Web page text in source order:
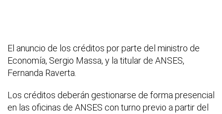
El anuncio de los créditos por parte del ministro de
Economía, Sergio Massa, y la titular de ANSES,
Fernanda Raverta.
Los créditos deberán gestionarse de forma presencial
en las oficinas de ANSES con turno previo a partir del